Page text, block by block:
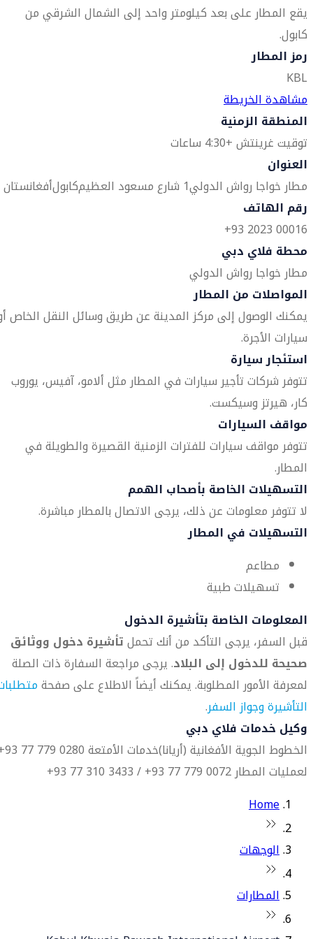
يقع المطار على بعد كيلومتر واحد إلى الشمال الشرقي من
كابول.
رمز المطار
KBL
مشاهدة الخريطة
المنطقة الزمنية
توقيت غرينتش +4:30 ساعات
العنوان
مطار خواجا رواش الدولي1 شارع مسعود العظيم كابولأفغانستان
رقم الهاتف
00016 2023 93+
محطة فلاي دبي
مطار خواجا رواش الدولي
المواصلات من المطار
يمكنك الوصول إلى مركز المدينة عن طريق وسائل النقل الخاص
سيارات الأجرة.
استئجار سيارة
تتوفر شركات تأجير سيارات في المطار مثل ألامو، آفيس، يوروب
كار، هيرتز وسيكست.
مواقف السيارات
تتوفر مواقف سيارات للفترات الزمنية القصيرة والطويلة في
المطار.
التسهيلات الخاصة بأصحاب الهمم
لا تتوفر معلومات عن ذلك، يرجى الاتصال بالمطار مباشرة.
التسهيلات في المطار
مطاعم
تسهيلات طبية
المعلومات الخاصة بتأشيرة الدخول
قبل السفر، يرجى التأكد من أنك تحملتأشيرة دخول ووثائق
صحيحة للدخول إلى البلاد. يرجى مراجعة السفارة ذات الصلة
لمعرفة الأمور المطلوبة. يمكنك أيضاً الاطلاع على صفحة
التأشيرة وجواز السفر.
وكيل خدمات فلاي دبي
الخطوط الجوية الأفغانية (أريانا)خدمات الأمتعة 0280 779 77 93+
لعمليات المطار 0072 779 77 93+ / 3433 310 77 93+
Home
الوجهات
المطارات